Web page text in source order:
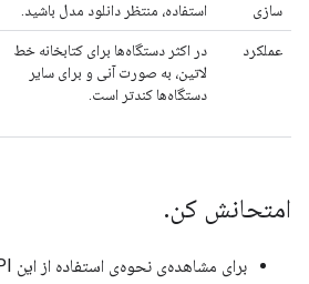
سازی
استفاده، منتظر دانلود مدل باشید.
عملکرد
در اکثر دستگاه‌ها برای کتابخانه خط
لاتین، به صورت آنی و برای سایر
دستگاه‌ها کندتر است.
امتحانش کن.
برای مشاهده‌ی نحوه‌ی استفاده از این API، با